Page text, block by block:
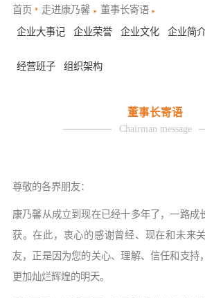
首页 走进康乃馨
董事长寄语
企业大事记
企业荣誉 企业文化 企业简
经营班子 组织架构
董事长寄语
Chairman message
尊敬的各界朋友：
康乃馨从成立到现在已经十多年了，一路成
获。在此，衷心的感谢曾经、现在和未来
友，正是因为您的关心、理解、信任和支持
更加灿烂辉煌的明天。